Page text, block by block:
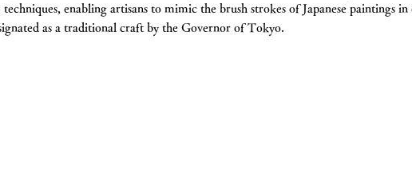
enabling artisans to mimic the brush strokes of Japanese paintings
as a traditional craft by the Governor of Tokyo.